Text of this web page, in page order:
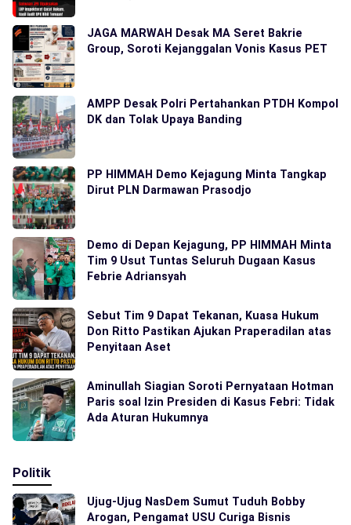
JAGA MARWAH Desak MA Seret Bakrie
Group, Soroti Kejanggalan Vonis Kasus PET
AMPP Desak Polri Pertahankan PTDH Kompol
DK dan Tolak Upaya Banding
PP HIMMAH Demo Kejagung Minta Tangkap
Dirut PLN Darmawan Prasodjo
Demo di Depan Kejagung, PP HIMMAH Minta
Tim 9 Usut Tuntas Seluruh Dugaan Kasus
Febrie Adriansyah
Sebut Tim 9 Dapat Tekanan, Kuasa Hukum
Don Ritto Pastikan Ajukan Praperadilan atas
Penyitaan Aset
Aminullah Siagian Soroti Pernyataan Hotman
Paris soal Izin Presiden di Kasus Febri: Tidak
Ada Aturan Hukumnya
Politik
Ujug-Ujug NasDem Sumut Tuduh Bobby
Arogan, Pengamat USU Curiga Bisnis